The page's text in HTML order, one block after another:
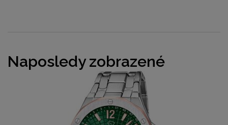
Naposledy zobrazené